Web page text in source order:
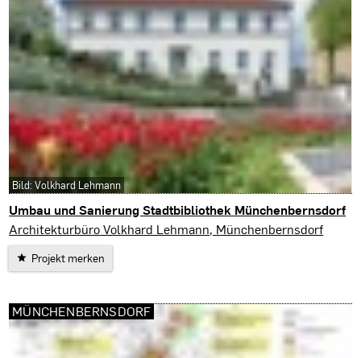
Umbau und Sanierung Stadtbibliothek Münchenbernsdorf
Münchenbernsdorf
Architekturbüro Volkhard Lehmann, Münchenbernsdorf
Projekt merken
Bild: Volkhard Lehmann
MÜNCHENBERNSDORF